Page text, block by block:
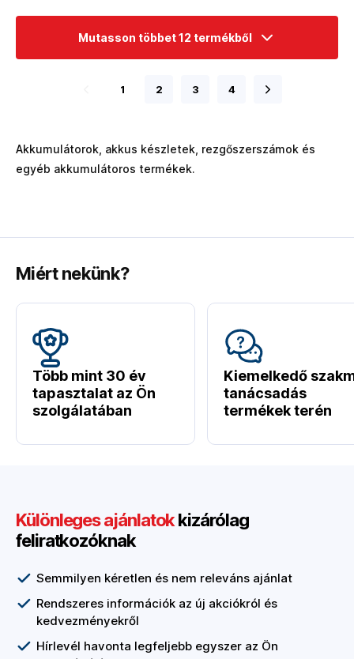
Mutasson többet 12 termékből
1 2 3 4
Akkumulátorok, akkus készletek, rezgőszerszámok és
egyéb akkumulátoros termékek.
Miért nekünk?
Több mint 30 év
tapasztalat az Ön
szolgálatában
Kiemelkedő
tanácsadás
termékek terén
Különleges ajánlatokkizárólag
feliratkozóknak
Semmilyen kéretlen és nem releváns ajánlat
Rendszeres információk az új akciókról és
kedvezményekről
Hírlevél havonta legfeljebb egyszer az Ön